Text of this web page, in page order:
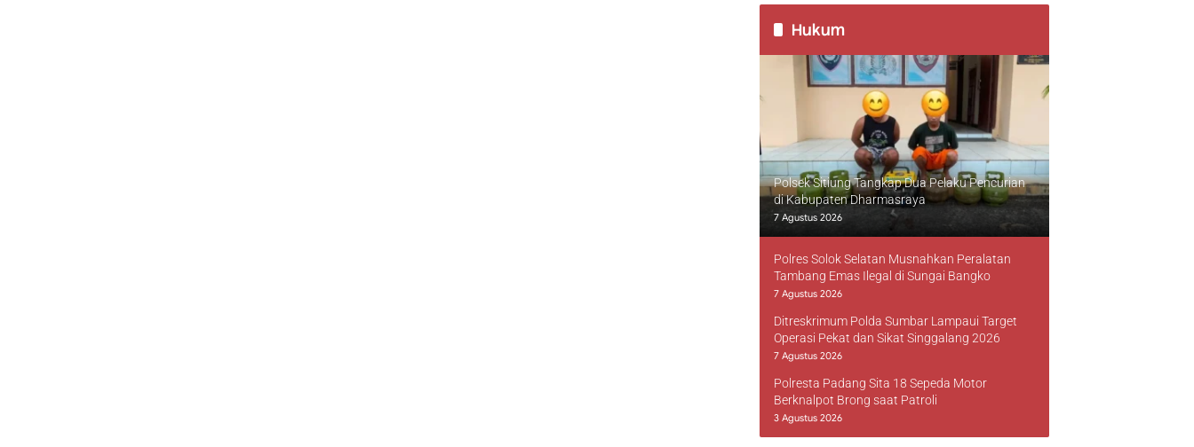
Hukum
Polsek Sitiung Tangkap Dua Pelaku Pencurian
di Kabupaten Dharmasraya
7 Agustus 2026
Polres Solok Selatan Musnahkan Peralatan
Tambang Emas Ilegal di Sungai Bangko
7 Agustus 2026
Ditreskrimum Polda Sumbar Lampaui Target
Operasi Pekat dan Sikat Singgalang 2026
7 Agustus 2026
Polresta Padang Sita 18 Sepeda Motor
Berknalpot Brong saat Patroli
3 Agustus 2026